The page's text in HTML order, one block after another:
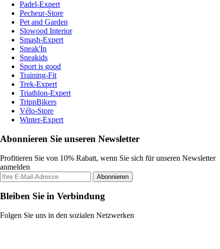
Padel-Expert
Pecheur-Store
Pet and Garden
Slowood Interior
Smash-Expert
Sneak'In
Sneakids
Sport is good
Training-Fit
Trek-Expert
Triathlon-Expert
TripnBikers
Vélo-Store
Winter-Expert
Abonnieren Sie unseren Newsletter
Profitieren Sie von 10% Rabatt, wenn Sie sich für unseren Newsletter
anmelden
Abonnieren
Bleiben Sie in Verbindung
Folgen Sie uns in den sozialen Netzwerken